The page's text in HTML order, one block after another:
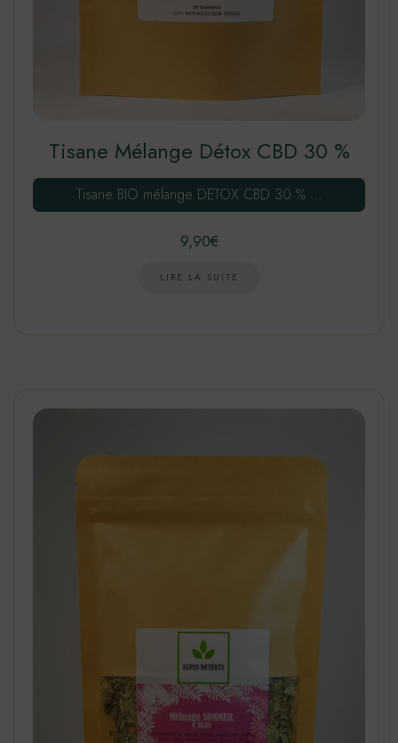
Tisane Mélange Détox CBD 30 %
Tisane BIO mélange DETOX CBD 30 % …
9,90€
LIRE LA SUITE